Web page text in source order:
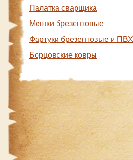
Палатка сварщика
Мешки брезентовые
Фартуки брезентовые и ПВХ
Борцовские ковры